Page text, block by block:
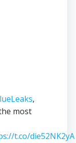
,
most
t.co/die52NK2yA